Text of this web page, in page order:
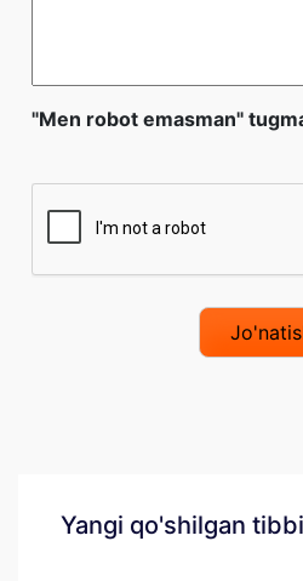
"Men robot emasman"
Yangi qo'shilgan